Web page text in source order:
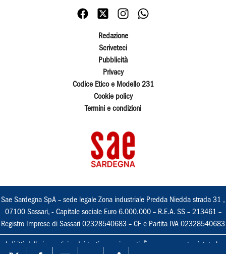
Redazione
Scriveteci
Pubblicità
Privacy
Codice Etico e Modello 231
Cookie policy
Termini e condizioni
Sae Sardegna SpA – sede legale Zona industriale Predda Niedda strada 31 ,
07100 Sassari, - Capitale sociale Euro 6.000.000 – R.E.A. SS – 213461 –
Registro Imprese di Sassari 02328540683 – CF e Partita IVA 02328540683
I diritti delle immagini e dei testi sono riservati. È espressamente vietata la